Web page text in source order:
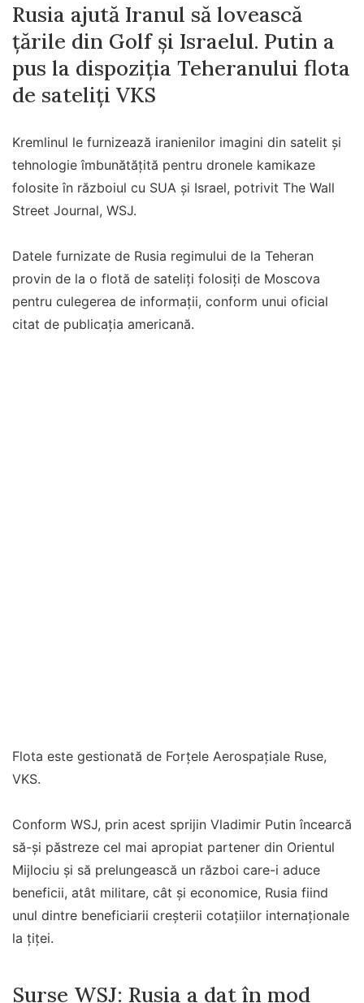
Rusia ajută Iranul să lovească
țările din Golf și Israelul. Putin a
pus la dispoziția Teheranului flota
de sateliți VKS
Kremlinul le furnizează iranienilor imagini din satelit și
tehnologie îmbunătățită pentru dronele kamikaze
folosite în războiul cu SUA și Israel, potrivit The Wall
Street Journal, WSJ.
Datele furnizate de Rusia regimului de la Teheran
provin de la o flotă de sateliți folosiți de Moscova
pentru culegerea de informații, conform unui oficial
citat de publicația americană.
Flota este gestionată de Forțele Aerospațiale Ruse,
VKS.
Conform WSJ, prin acest sprijin Vladimir Putin încearcă
să-și păstreze cel mai apropiat partener din Orientul
Mijlociu și să prelungească un război care-i aduce
beneficii, atât militare, cât și economice, Rusia fiind
unul dintre beneficiarii creșterii cotațiilor internaționale
la țiței.
Surse WSJ: Rusia a dat în mod